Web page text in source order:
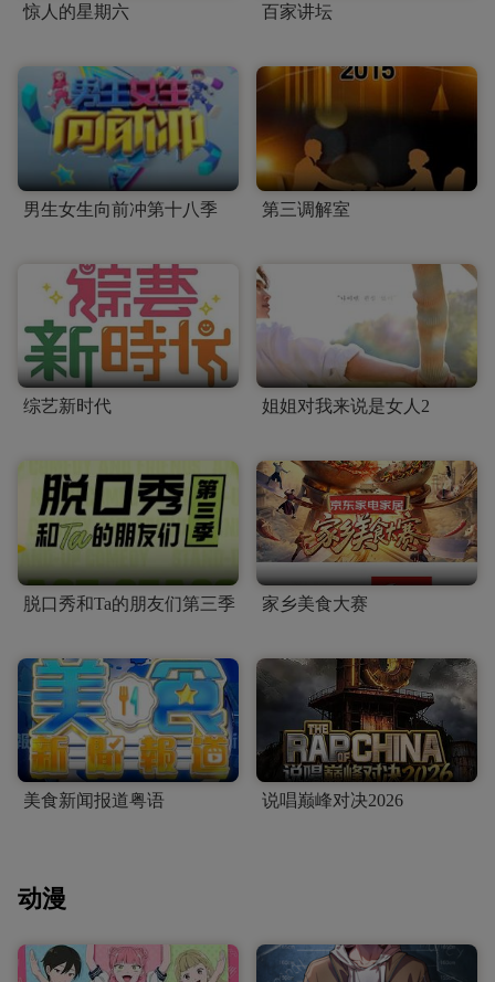
惊人的星期六 百家讲坛
男生女生向前冲第十八季 第三调解室
综艺新时代 姐姐对我来说是女人2
脱口秀和Ta的朋友们第三季 家乡美食大赛
美食新闻报道粤语 说唱巅峰对决2026
动漫